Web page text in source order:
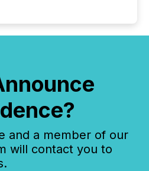
and a member of our
will contact you to